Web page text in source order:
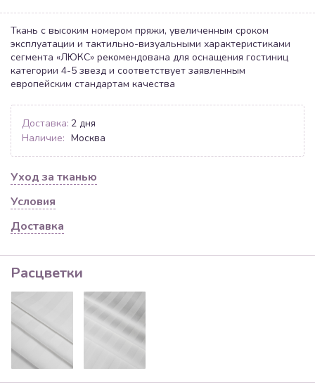
Доставка: 2 дня
Наличие: Москва
Ткань с высоким номером пряжи, увеличенным сроком
эксплуатации и тактильно-визуальными характеристиками
сегмента «ЛЮКС» рекомендована для оснащения гостиниц
категории 4-5 звезд и соответствует заявленным
европейским стандартам качества
Уход за тканью
Условия
Доставка
Расцветки